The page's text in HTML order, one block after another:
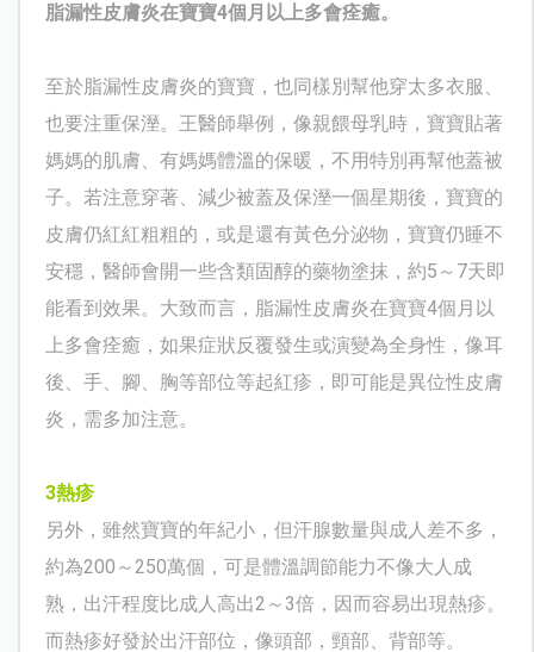
脂漏性皮膚炎在寶寶4個月以上多會痊癒。
至於脂漏性皮膚炎的寶寶，也同樣別幫他穿太多衣服、
也要注重保溼。 王醫師舉例，像親餵母乳時，寶寶貼著
媽媽的肌膚、有媽媽體溫的保暖，不用特別再幫他蓋被
子。若注意穿著、減少被蓋及保溼一個星期後，寶寶的
皮膚仍紅紅粗粗的，或是還有黃色分泌物，寶寶仍睡不
安穩，醫師會開一些含類固醇的藥物塗抹，約5～7天即
能看到效果。大致而言，脂漏性皮膚炎在寶寶4個月以
上多會痊癒，如果症狀反覆發生或演變為全身性，像耳
後、手、腳、胸等部位等起紅疹，即可能是異位性皮膚
炎，需多加注意。
3熱疹
另外，雖然寶寶的年紀小，但汗腺數量與成人差不多，
約為200～250萬個，可是體溫調節能力不像大人成
熟，出汗程度比成人高出2～3倍，因而容易出現熱疹。
而熱疹好發於出汗部位，像頭部，頸部、背部等。